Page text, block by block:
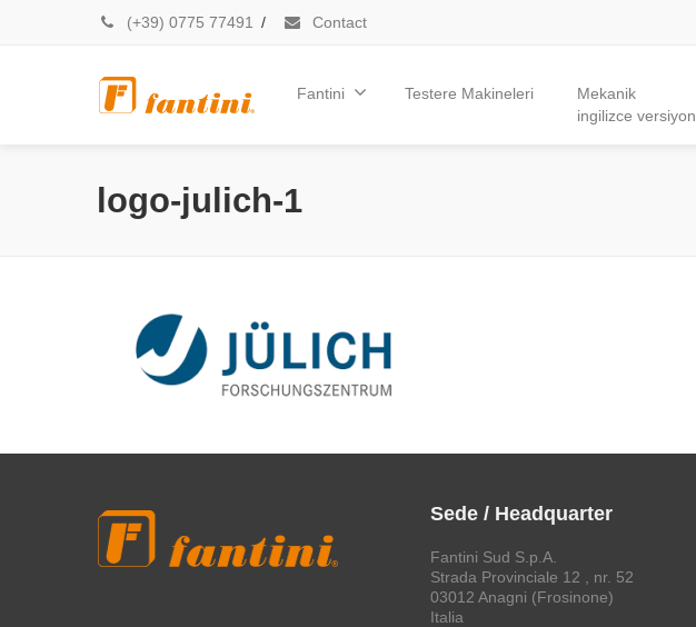
(+39) 0775 77491 / Contact
Fantini Testere Makineleri
Mekanik
ingilizce versiyon
logo-julich-1
Sede / Headquarter
Fantini Sud S.p.A.
Strada Provinciale 12 , nr. 52
03012 Anagni (Frosinone)
Italia